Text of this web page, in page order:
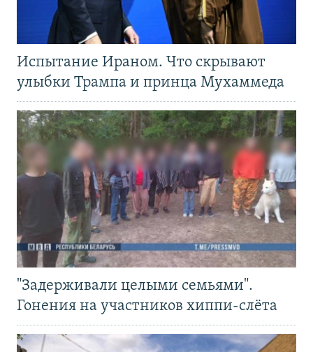
Испытание Ираном. Что скрывают
улыбки Трампа и принца Мухаммеда
"Задерживали целыми семьями".
Гонения на участников хиппи-слёта